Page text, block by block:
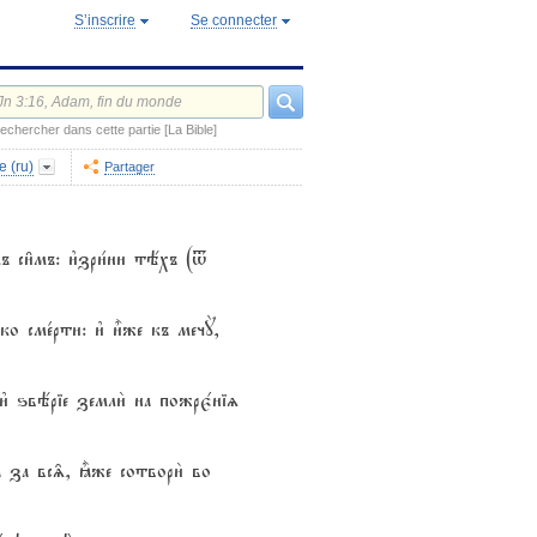
S’inscrire Se connecter
dans cette partie [La Bible]
(ru) Partager
си6мъ: и3зри1ни тёхъ (t
сме1рти: и3 и5же къ мечY,
ѕвёріе земли2 на пожрє1ніz
за вс‰, ±же сотвори2 во